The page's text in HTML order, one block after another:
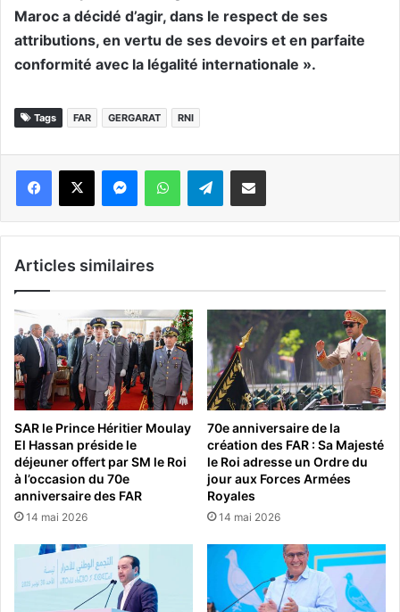
Maroc a décidé d’agir, dans le respect de ses
attributions, en vertu de ses devoirs et en parfaite
conformité avec la légalité internationale ».
Tags FAR GERGARAT RNI
WhatsApp Telegram
Articles similaires
SAR le Prince Héritier Moulay
El Hassan préside le
déjeuner offert par SM le Roi
à l’occasion du 70e
anniversaire des FAR
14 mai 2026
70e anniversaire de la
création des FAR : Sa Majesté
le Roi adresse un Ordre du
jour aux Forces Armées
Royales
14 mai 2026